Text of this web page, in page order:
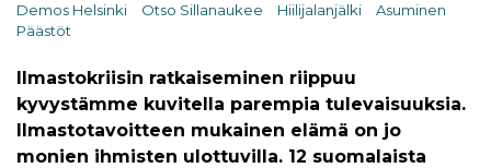
Demos Helsinki
Otso Sillanaukee Hiilijalanjälki
Asuminen
Päästöt
Ilmastokriisin ratkaiseminen riippuu
kyvystämme kuvitella parempia tulevaisuuksia.
Ilmastotavoitteen mukainen elämä on jo
monien ihmisten ulottuvilla. 12 suomalaista